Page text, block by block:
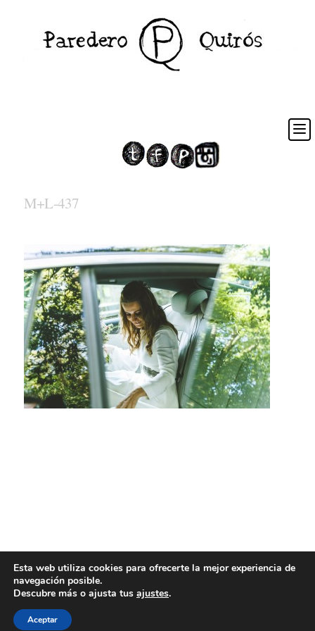
M+L-437
Esta web utiliza cookies para ofrecerte la mejor experiencia de
navegación posible.
Descubre más o ajusta tus ajustes.
Aceptar